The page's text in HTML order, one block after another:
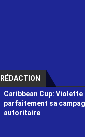
Caribbean Cup: Violette
parfaitement sa
autoritaire